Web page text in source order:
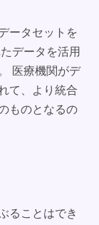
ータセットを
データを活用
医療機関がデ
て、より統合
ものとなるの
ることはでき